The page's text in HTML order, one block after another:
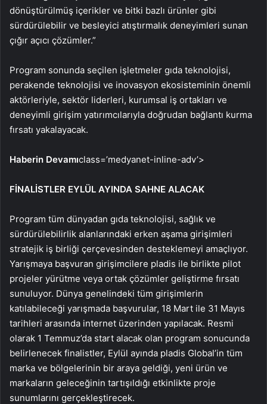
dönüştürülmüş içerikler ve bitki bazlı ürünler gibi
sürdürülebilir ve besleyici atıştırmalık deneyimleri sunan
çığır açıcı çözümler.”
Program sonunda seçilen işletmeler gıda teknolojisi,
perakende teknolojisi ve inovasyon ekosisteminin önemli
aktörleriyle, sektör liderleri, kurumsal iş ortakları ve
deneyimli girişim yatırımcılarıyla doğrudan bağlantı kurma
fırsatı yakalayacak.
Haberin Devamıclass=’medyanet-inline-adv’>
FİNALİSTLER EYLÜL AYINDA SAHNE ALACAK
Program tüm dünyadan gıda teknolojisi, sağlık ve
sürdürülebilirlik alanlarındaki erken aşama girişimleri
stratejik iş birliği çerçevesinden desteklemeyi amaçlıyor.
Yarışmaya başvuran girişimcilere pladis ile birlikte pilot
projeler yürütme veya ortak çözümler geliştirme fırsatı
sunuluyor. Dünya genelindeki tüm girişimlerin
katılabileceği yarışmada başvurular, 18 Mart ile 31 Mayıs
tarihleri arasında internet üzerinden yapılacak. Resmi
olarak 1 Temmuz’da start alacak olan program sonucunda
belirlenecek finalistler, Eylül ayında pladis Global’in tüm
marka ve bölgelerinin bir araya geldiği, yeni ürün ve
markaların geleceğinin tartışıldığı etkinlikte proje
sunumlarını gerçekleştirecek.